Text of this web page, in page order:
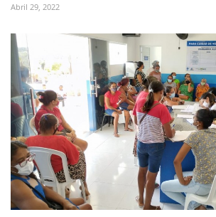
Abril 29, 2022